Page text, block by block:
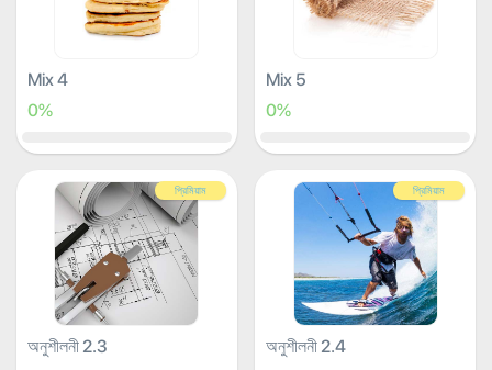
Mix 4
0%
Mix 5
0%
প্রিমিয়াম
অনুশীলনী 2.3
প্রিমিয়াম
অনুশীলনী 2.4